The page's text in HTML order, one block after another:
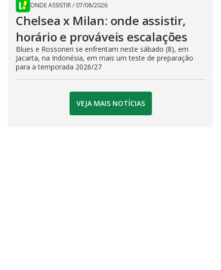
ONDE ASSISTIR/ 07/08/2026
Chelsea x Milan: onde assistir,
horário e prováveis escalações
Blues e Rossoneri se enfrentam neste sábado (8), em
Jacarta, na Indonésia, em mais um teste de preparação
para a temporada 2026/27
VEJA MAIS NOTÍCIAS